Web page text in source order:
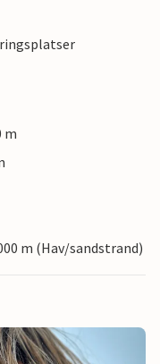
m
m (Hav/sandstrand)